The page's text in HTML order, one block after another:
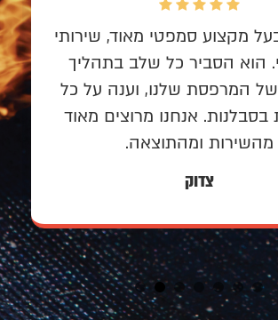
מקצוע סמפטי מאוד, שירותי
הוא הסביר כל שלב בתהליך
המרפסת שלנו, וענה על כל
אנחנו מרוצים מאוד
מהשירות ומהתוצאה.
צדוק